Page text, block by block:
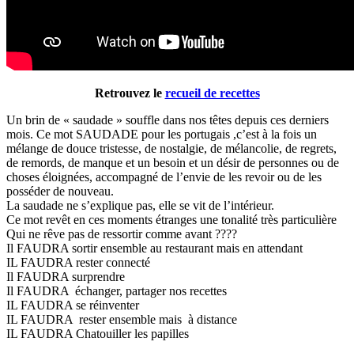
Retrouvez le recueil de recettes
Un brin de « saudade » souffle dans nos têtes depuis ces derniers
mois. Ce mot SAUDADE pour les portugais ,c’est à la fois un
mélange de douce tristesse, de nostalgie, de mélancolie, de regrets,
de remords, de manque et un besoin et un désir de personnes ou de
choses éloignées, accompagné de l’envie de les revoir ou de les
posséder de nouveau.
La saudade ne s’explique pas, elle se vit de l’intérieur.
Ce mot revêt en ces moments étranges une tonalité très particulière
Qui ne rêve pas de ressortir comme avant ????
Il FAUDRA sortir ensemble au restaurant mais en attendant
IL FAUDRA rester connecté
Il FAUDRA surprendre
Il FAUDRA échanger, partager nos recettes
IL FAUDRA se réinventer
IL FAUDRA rester ensemble mais à distance
IL FAUDRA Chatouiller les papilles